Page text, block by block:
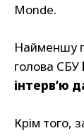
Monde.
Найменшу
голова СБУ
інтерв’ю
Крім того,